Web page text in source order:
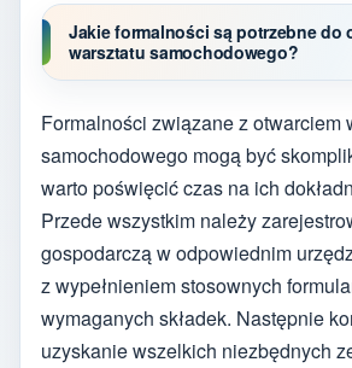
Jakie formalności są potrzebne do
warsztatu samochodowego?
Formalności związane z otwarciem
samochodowego mogą być
warto poświęcić czas na ich
Przede wszystkim należy
gospodarczą w odpowiednim
z wypełnieniem stosownych
wymaganych składek. Następnie
uzyskanie wszelkich niezbędnych